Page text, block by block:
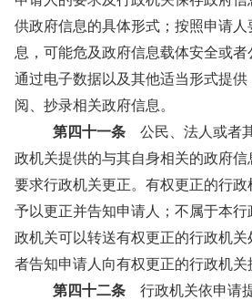
供政府信息的具体形式；按照申请
息，可能危及政府信息载体安全或
通过电子数据以及其他适当形式提
阅、抄录相关政府信息。
第四十一条 公民、法人或者
政机关提供的与其自身相关的政府
要求行政机关更正。有权更正的行
予以更正并告知申请人；不属于本
政机关可以转送有权更正的行政机
者告知申请人向有权更正的行政机关
第四十二条 行政机关依申请